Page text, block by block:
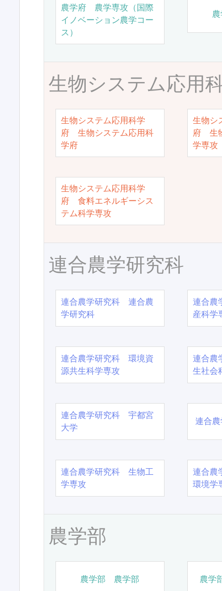
農学府 農学専攻（国際
イノベーション農学コー
ス）
生物システム応用
生物システム応用科学
府 生物システム応用科
学府
生物シ
府 生
学専攻
生物システム応用科学
府 食料エネルギーシス
テム科学専攻
連合農学研究科
連合農学研究科 連合農
学研究科
連合農
産科学
連合農学研究科 環境資
源共生科学専攻
連合農
生社会
連合農学研究科 宇都宮
大学
連合
連合農学研究科 生物工
学専攻
連合農
環境学
農学部
農学部 農学部 農学